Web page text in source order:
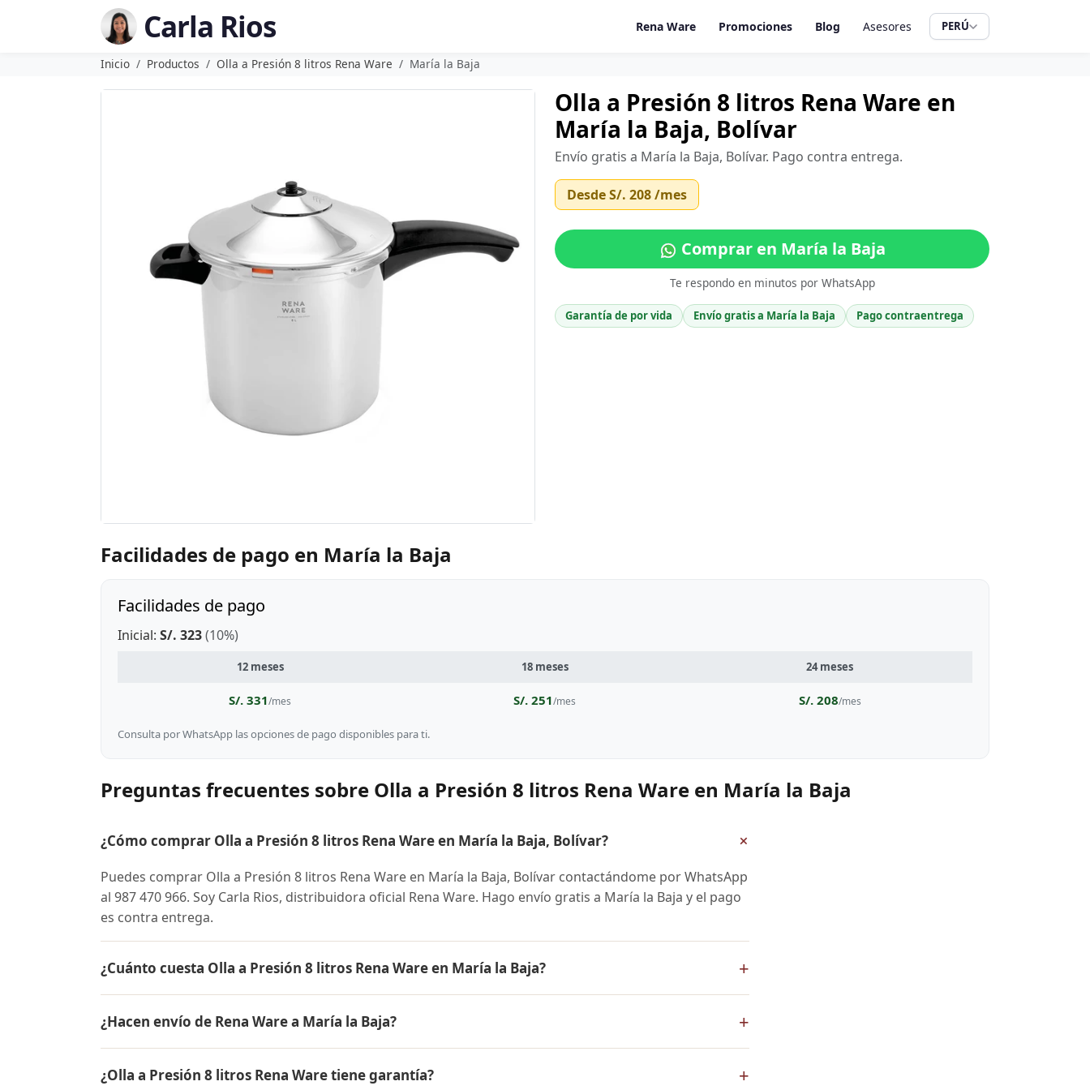
Carla Rios Rena Ware Promociones Blog Asesores PERÚ
Inicio Productos Olla a Presión 8 litros Rena Ware María la Baja
Olla a Presión 8 litros Rena Ware en
María la Baja, Bolívar
Envío gratis a María la Baja, Bolívar. Pago contra entrega.
DesdeS/. 208/mes
Comprar en María la Baja
Te respondo en minutos por WhatsApp
Garantía de por vida Envío gratis a María la Baja Pago contraentrega
Facilidades de pago en María la Baja
Facilidades de pago
Inicial: S/. 323(10%)
12 meses 18 meses 24 meses
S/. 331/mes S/. 251/mes S/. 208/mes
Consulta por WhatsApp las opciones de pago disponibles para ti.
Preguntas frecuentes sobre Olla a Presión 8 litros Rena Ware en María la Baja
¿Cómo comprar Olla a Presión 8 litros Rena Ware en María la Baja, Bolívar? +
Puedes comprar Olla a Presión 8 litros Rena Ware en María la Baja, Bolívar contactándome por WhatsApp
al 987 470 966. Soy Carla Rios, distribuidora oficial Rena Ware. Hago envío gratis a María la Baja y el pago
es contra entrega.
¿Cuánto cuesta Olla a Presión 8 litros Rena Ware en María la Baja? +
para conocer el precio actual, promociones disponibles y facilidades de pago en cuotas desde el 10% de
inicial.
¿Hacen envío de Rena Ware a María la Baja? +
pago es contra entrega.
¿Olla a Presión 8 litros Rena Ware tiene garantía? +